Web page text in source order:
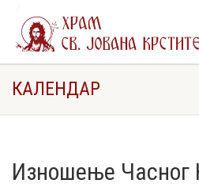
поста)
КАЛЕНДАР
Изношење Часног